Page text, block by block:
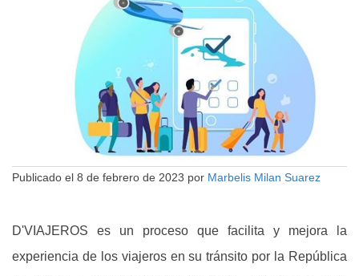
Publicado el 8 de febrero de 2023 por Marbelis Milan Suarez
D'VIAJEROS es un proceso que facilita y mejora la
experiencia de los viajeros en su tránsito por la República